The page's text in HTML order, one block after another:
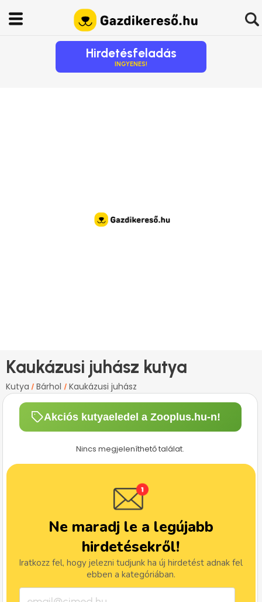
Hirdetésfeladás
INGYENES!
Kaukázusi juhász kutya
Kutya / Bárhol / Kaukázusi juhász
Akciós kutyaeledel a Zooplus.hu-n!
Nincs megjeleníthető találat.
Ne maradj le a legújabb
hirdetésekről!
Iratkozz fel, hogy jelezni tudjunk ha új hirdetést adnak fel
ebben a kategóriában.